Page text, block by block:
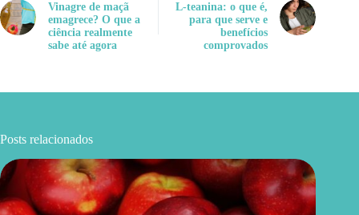
Vinagre de maçã
emagrece? O que a
ciência realmente
sabe até agora
L-teanina: o que é,
para que serve e
benefícios
comprovados
Posts relacionados